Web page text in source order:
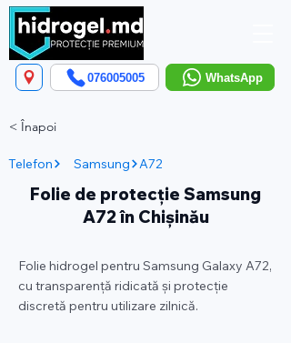
WhatsApp
076005005
< Înapoi
Telefon Samsung A72
Folie de protecție Samsung
A72 în Chișinău
Folie hidrogel pentru Samsung Galaxy A72,
cu transparență ridicată și protecție
discretă pentru utilizare zilnică.